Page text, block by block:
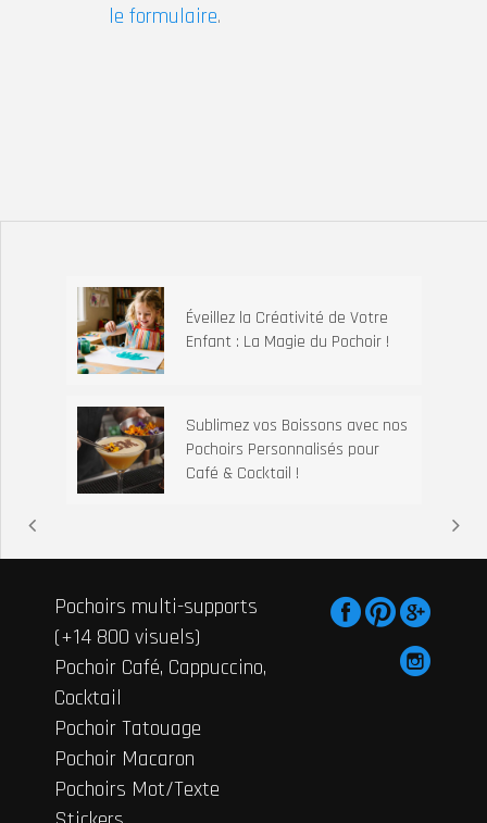
le formulaire.
Éveillez la Créativité de Votre
Enfant : La Magie du Pochoir !
Sublimez vos Boissons avec nos
Pochoirs Personnalisés pour
Café & Cocktail !
Pochoirs multi-supports
(+14 800 visuels)
Pochoir Café, Cappuccino,
Cocktail
Pochoir Tatouage
Pochoir Macaron
Pochoirs Mot/Texte